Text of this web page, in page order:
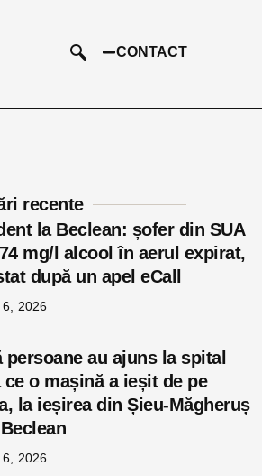
CONTACT
recente
la Beclean: șofer din SUA
mg/l alcool în aerul expirat,
după un apel eCall
2026
persoane au ajuns la spital
ce o mașină a ieșit de pe
la ieșirea din Șieu-Măgheruș
2026